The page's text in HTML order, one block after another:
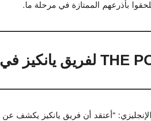
بأذرعهم الممتازة في مرحلة ما.
“أعتقد أن فريق يانكيز يكشف